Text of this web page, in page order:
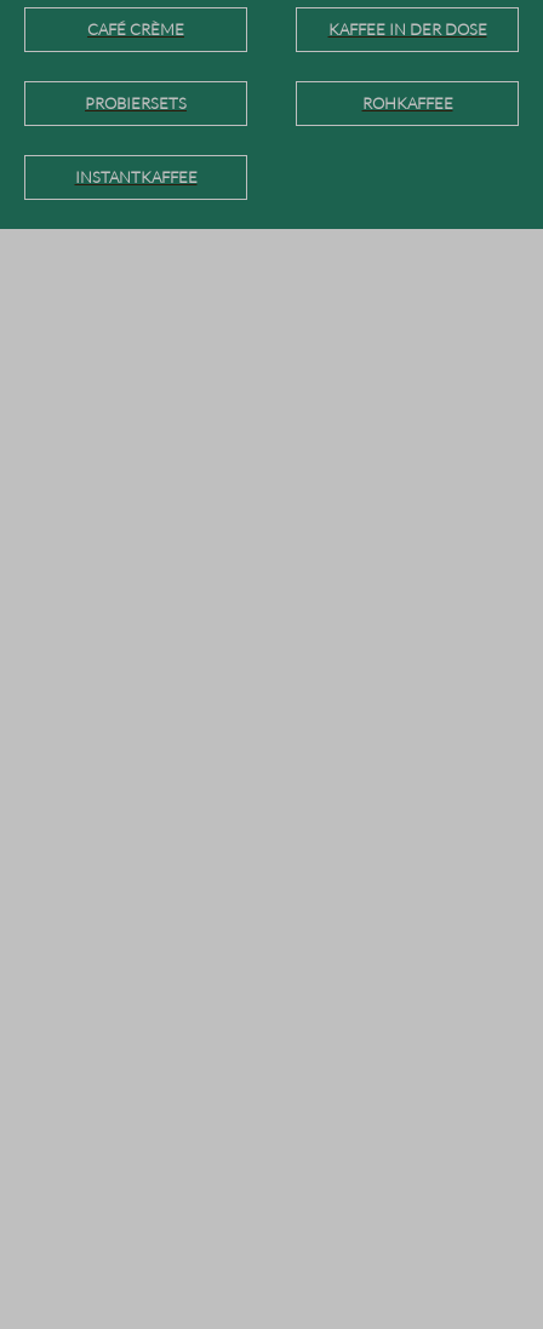
CAFÉ CRÈME KAFFEE IN DER DOSE
PROBIERSETS ROHKAFFEE
INSTANTKAFFEE